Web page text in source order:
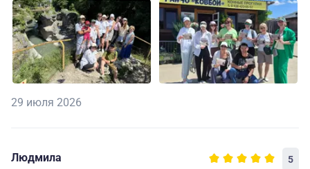
29 июля 2026
Людмила 5